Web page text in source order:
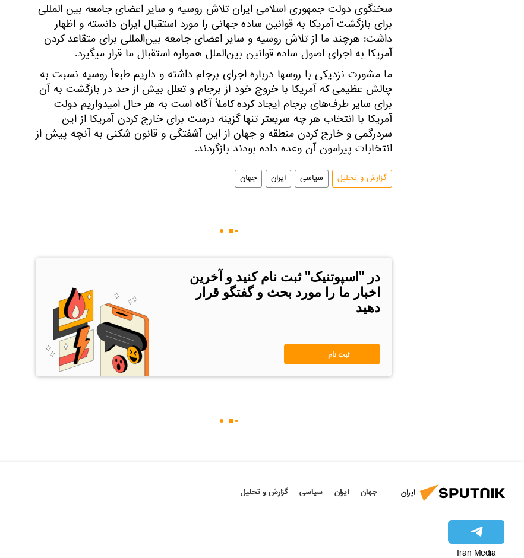
سخنگوی دولت جمهوری اسلامی ایران تلاش روسیه و سایر اعضای جامعه بین المللی
برای بازگشت آمریکا به قوانین ساده جهانی را مورد استقبال ایران دانسته و اظهار
داشت: هرچند ما از تلاش روسیه و سایر اعضای جامعه بین‌المللی برای متقاعد کردن
آمریکا به اجرای اصول ساده قوانین بین‌الملل همواره استقبال ما قرار میگیرد.
ما مشورت نزدیکی با روسها درباره اجرای برجام داشته و داریم طبعاً روسیه نسبت به
چالش عظیمی که آمریکا با خروج خود از برجام و تعلل بیش از حد در بازگشت به آن
برای سایر طرف‌های برجام ایجاد کرده کاملاً آگاه است به هر حال امیدواریم دولت
آمریکا با انتخاب هر چه سریعتر تنها گزینه درست برای خارج کردن آمریکا از این
سردرگمی و خارج کردن منطقه و جهان از این آشفتگی و قانون شکنی به آنچه پیش از
انتخابات پیرامون آن وعده داده بودند بازگردند.
گزارش و تحلیل سیاسی ایران جهان
در "اسپوتنیک" ثبت نام کنید و آخرین
اخبار ما را مورد بحث و گفتگو قرار
دهید
ثبت نام
ایران جهان ایران سیاسی گزارش و تحلیل
Iran Media